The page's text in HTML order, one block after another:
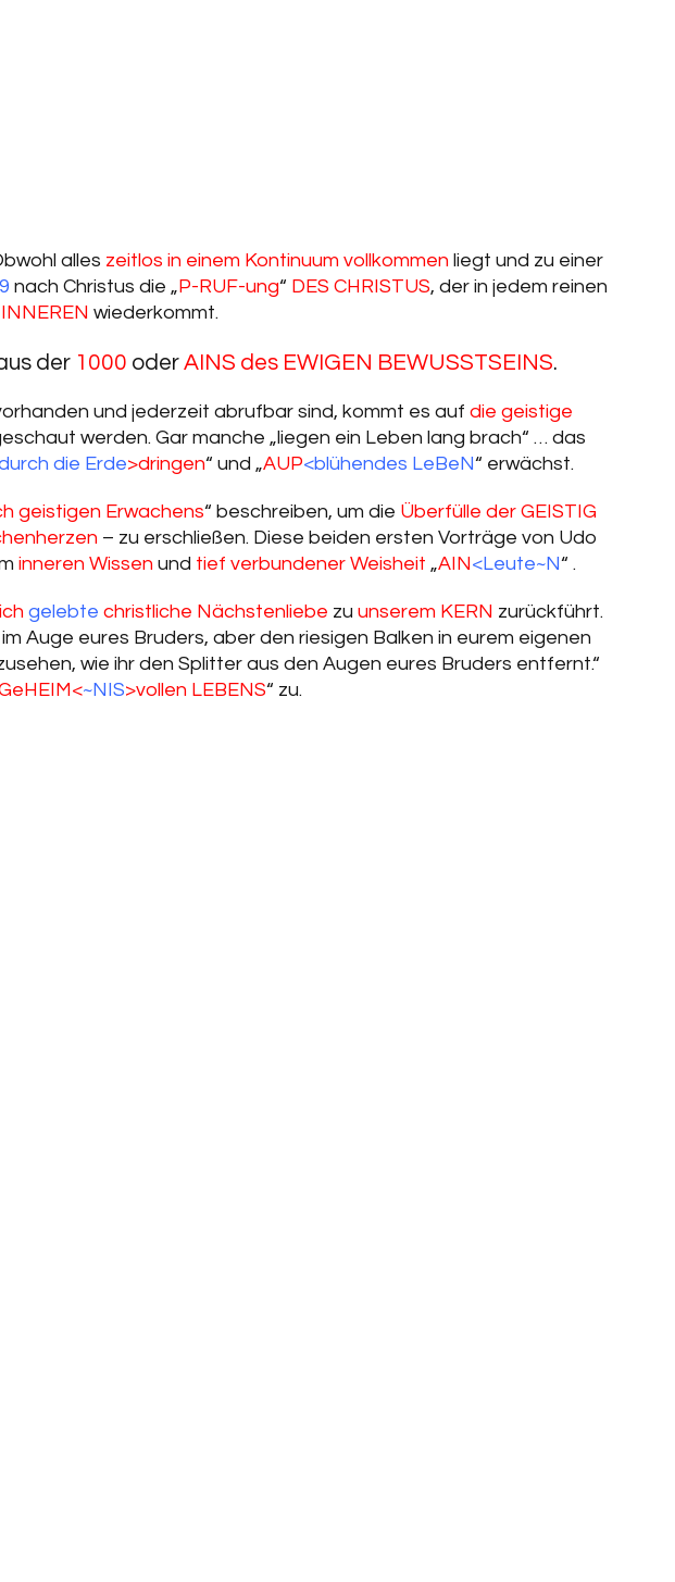
alles zeitlos in einem Kontinuum vollkommen liegt und zu einer
nach Christus die „ P-RUF-ung“ DES CHRISTUS, der in jedem reinen
INNEREN wiederkommt.
der 1000 oderAINS des EWIGEN BEWUSSTSEINS.
und jederzeit abrufbar sind, kommt es auf die geistige
werden. Gar manche „liegen ein Leben lang brach“ … das
die Erde>dringen“ und „AUP<blühendes LeBeN“ erwächst.
geistigen Erwachens“ beschreiben, um die Überfülle der GEISTIG
– zu erschließen. Diese beiden ersten Vorträge von Udo
inneren Wissen und tief verbundener Weisheit „AIN <Leute~N“ .
gelebte christliche Nächstenliebe zu unserem KERN zurückführt.
Auge eures Bruders, aber den riesigen Balken in eurem eigenen
wie ihr den Splitter aus den Augen eures Bruders entfernt.“
~NIS>vollen LEBENS“ zu.